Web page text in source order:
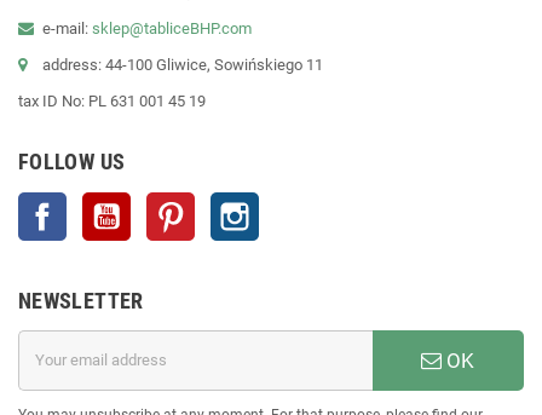
e-mail: sklep@tabliceBHP.com
address: 44-100 Gliwice, Sowińskiego 11
tax ID No: PL 631 001 45 19
FOLLOW US
Facebook YouTube Pinterest
NEWSLETTER
OK